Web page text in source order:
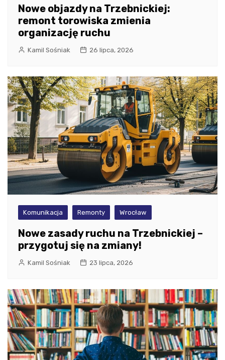
Nowe objazdy na Trzebnickiej:
remont torowiska zmienia
organizację ruchu
Kamil Sośniak 26 lipca, 2026
Komunikacja Remonty Wrocław
Nowe zasady ruchu na Trzebnickiej –
przygotuj się na zmiany!
Kamil Sośniak 23 lipca, 2026